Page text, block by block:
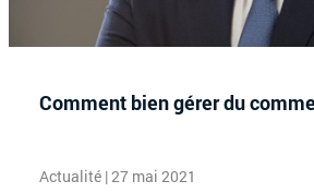
Comment bien gérer du
Actualité | 27 mai 2021